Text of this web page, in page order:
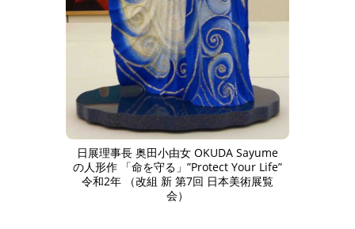
日展理事長 奥田小由女 OKUDA Sayume
の人形作 「命を守る」”Protect Your Life”
令和2年 （改組 新 第7回 日本美術展覧
会）